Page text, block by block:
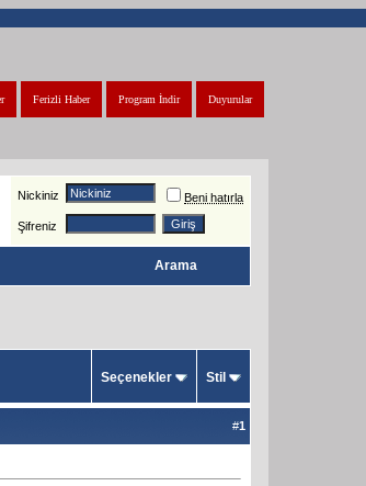
Duyurular
Program İndir
Ferizli Haber
Nickiniz Beni hatırla
Şifreniz
Arama
Seçenekler Stil
#1